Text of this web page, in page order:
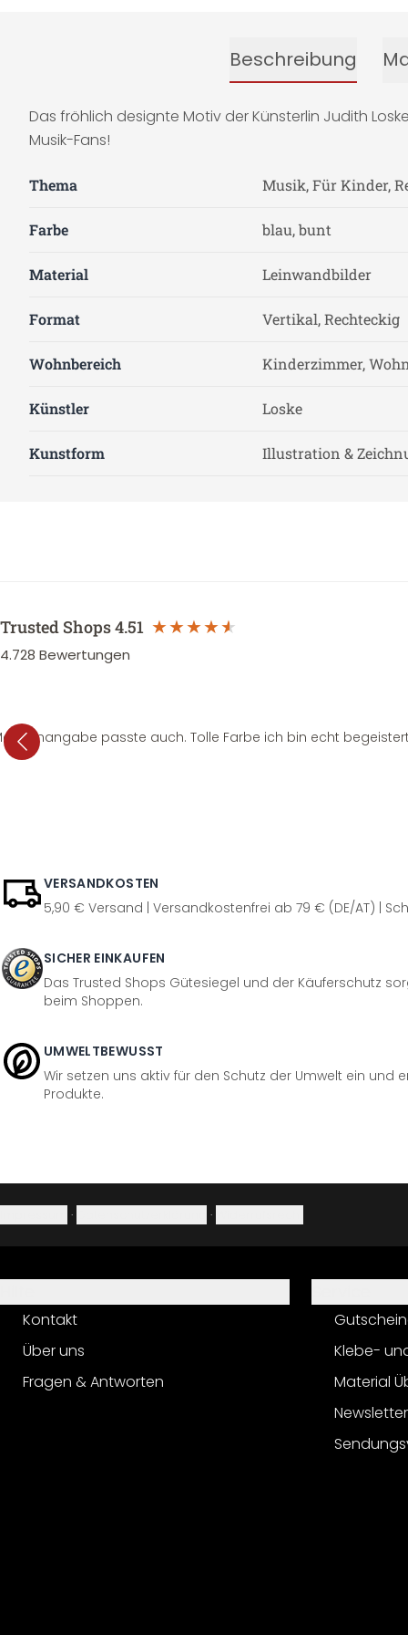
Beschreibung
Das fröhlich designte Motiv der Künsterlin Judith
Musik-Fans!
Thema Musik, Für Kinder,
Farbe blau, bunt
Material Leinwandbilder
Format Vertikal, Rechteckig
Wohnbereich Kinderzimmer,
Künstler Loske
Kunstform Illustration &
Trusted Shops4.51
4.728 Bewertungen
passte auch. Tolle Farbe ich bin echt
VERSANDKOSTEN
5,90 € Versand | Versandkostenfrei ab 79 € (DE/AT) |
SICHER EINKAUFEN
Das Trusted Shops Gütesiegel und der Käuferschutz
beim Shoppen.
UMWELTBEWUSST
Wir setzen uns aktiv für den Schutz der Umwelt ein und
Produkte.
· ·
Kontakt
Über uns
Fragen & Antworten
Klebe-
Material